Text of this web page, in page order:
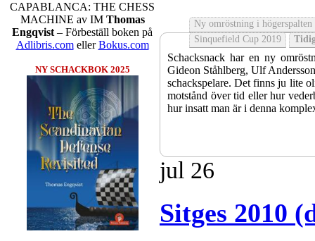
CAPABLANCA: THE CHESS
MACHINE av IM Thomas
Engqvist – Förbeställ boken på
Adlibris.comellerBokus.com
NY SCHACKBOK 2025
Ny omröstning i högerspalten
Sinquefield Cup 2019
Schacksnack har en ny
Gideon Ståhlberg, Ulf
schackspelare. Det finns ju lite
motstånd över tid eller hur
hur insatt man är i denna
jul 26
Sitges 2010